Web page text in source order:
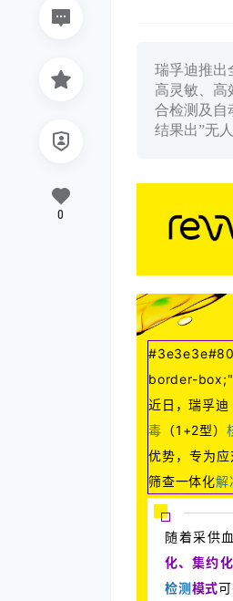
瑞孚迪推出
高灵敏、高
合检测及自
结果出”无
border-
近日，瑞孚
毒 （1+2型）
优势，专为
筛查一体化解
随着采供
化、集约化
检测模式
0